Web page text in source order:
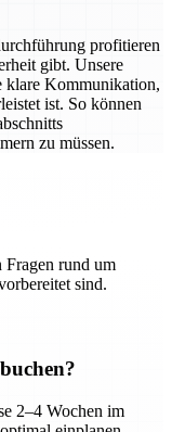
profitieren
gibt. Unsere
klare Kommunikation,
ist. So können
zu müssen.
rund um
sind.
2–4 Wochen im